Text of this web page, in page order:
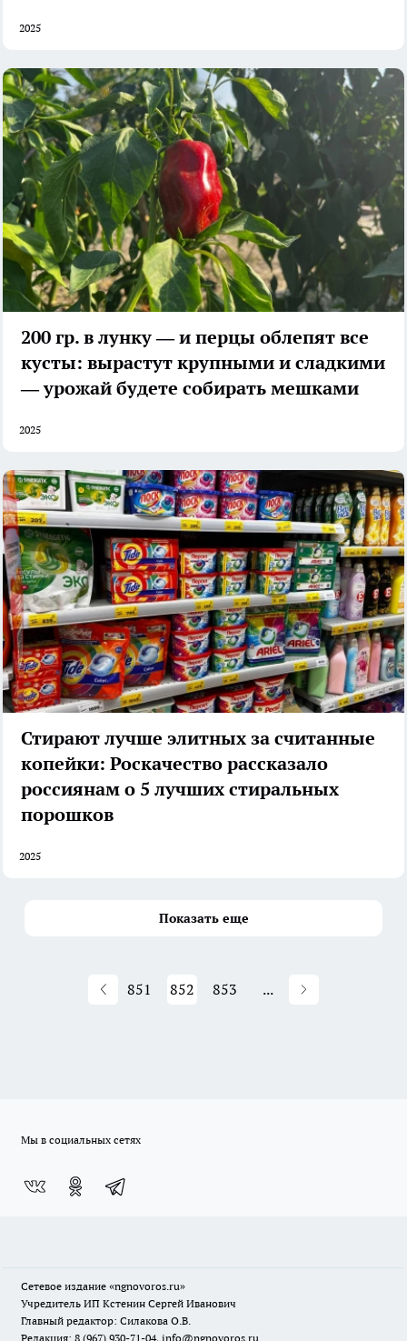
2025
200 гр. в лунку — и перцы облепят все
кусты: вырастут крупными и сладкими
— урожай будете собирать мешками
2025
Стирают лучше элитных за считанные
копейки: Роскачество рассказало
россиянам о 5 лучших стиральных
порошков
2025
Показать еще
851 852 853 ...
Мы в социальных сетях
Сетевое издание «ngnovoros.ru»
Учредитель ИП Кстенин Сергей Иванович
Главный редактор: Силакова О.В.
Редакция: 8 (967) 930-71-04, info@ngnovoros.ru